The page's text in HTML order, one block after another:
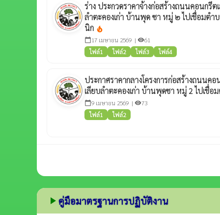
ร่าง ประกวดราคาจ้างก่อสร้างถนนคอนกรี
ลำตะคองเก่า บ้านพุด ซา หมู่ ๒ ไปเชื่อมตำ
นิก local_fire_department
calendar_today17 เมษายน 2569 | visibility61
ไฟล์1
ไฟล์2 ไฟล์3 ไฟล์4
ประกาศราคากลางโครงการก่อสร้างถนนค
เลียบลำตะคองเก่า บ้านพุดซา หมู่ 2 ไปเชื่อ
calendar_today9 เมษายน 2569 | visibility73
ไฟล์1
ไฟล์2
play_arrow คู่มือมาตรฐานการปฏิบัติงาน